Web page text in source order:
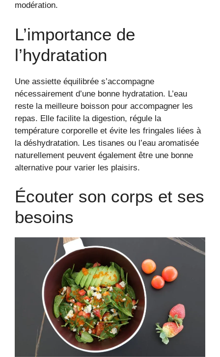
modération.
L’importance de
l’hydratation
Une assiette équilibrée s’accompagne
nécessairement d’une bonne hydratation. L’eau
reste la meilleure boisson pour accompagner les
repas. Elle facilite la digestion, régule la
température corporelle et évite les fringales liées à
la déshydratation. Les tisanes ou l’eau aromatisée
naturellement peuvent également être une bonne
alternative pour varier les plaisirs.
Écouter son corps et ses
besoins